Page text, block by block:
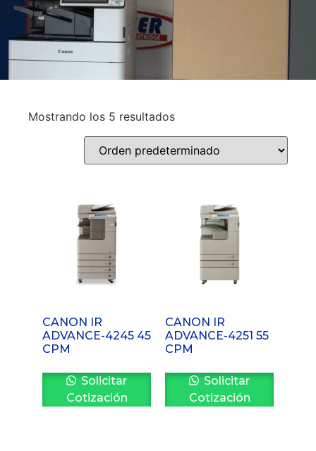
Mostrando los 5 resultados
CANON IR
ADVANCE-4245 45
CPM
Solicitar
Cotización
CANON IR
ADVANCE-4251 55
CPM
Solicitar
Cotización